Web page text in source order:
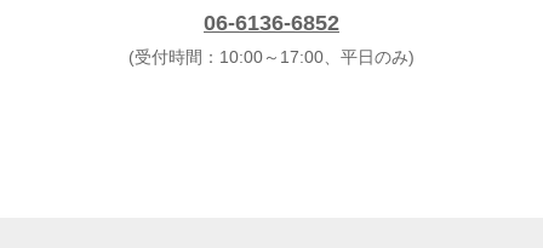
06-6136-6852
(受付時間：10:00～17:00、平日のみ)